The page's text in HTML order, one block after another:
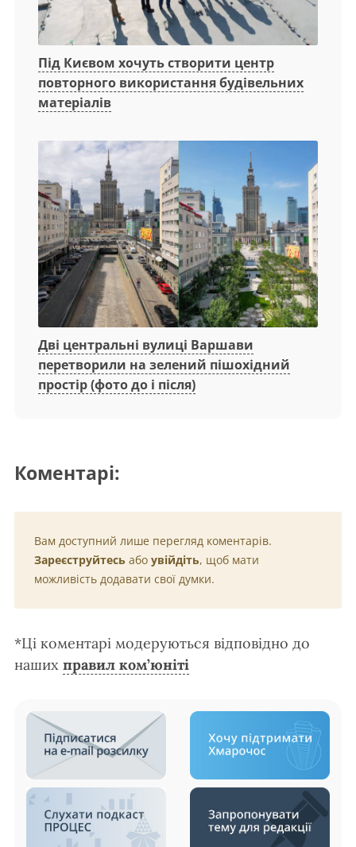
Під Києвом хочуть створити центр
повторного використання будівельних
матеріалів
Дві центральні вулиці Варшави
перетворили на зелений пішохідний
простір (фото до і після)
Коментарі:
Вам доступний лише перегляд коментарів.
Зареєструйтесь або увійдіть, щоб мати
можливість додавати свої думки.
*Ці коментарі модеруються відповідно до
наших правил ком’юніті